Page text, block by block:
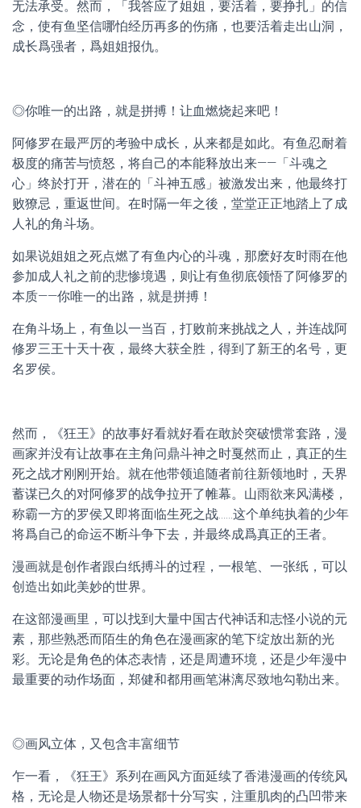
无法承受。然而，「我答应了姐姐，要活着，要挣扎」的信
念，使有鱼坚信哪怕经历再多的伤痛，也要活着走出山洞，
成长爲强者，爲姐姐报仇。
◎你唯一的出路，就是拼搏！让血燃烧起来吧！
阿修罗在最严厉的考验中成长，从来都是如此。有鱼忍耐着
极度的痛苦与愤怒，将自己的本能释放出来——「斗魂之
心」终於打开，潜在的「斗神五感」被激发出来，他最终打
败獠忌，重返世间。在时隔一年之後，堂堂正正地踏上了成
人礼的角斗场。
如果说姐姐之死点燃了有鱼内心的斗魂，那麽好友时雨在他
参加成人礼之前的悲惨境遇，则让有鱼彻底领悟了阿修罗的
本质——你唯一的出路，就是拼搏！
在角斗场上，有鱼以一当百，打败前来挑战之人，并连战阿
修罗三王十天十夜，最终大获全胜，得到了新王的名号，更
名罗侯。
然而，《狂王》的故事好看就好看在敢於突破惯常套路，漫
画家并没有让故事在主角问鼎斗神之时戛然而止，真正的生
死之战才刚刚开始。就在他带领追随者前往新领地时，天界
蓄谋已久的对阿修罗的战争拉开了帷幕。山雨欲来风满楼，
称霸一方的罗侯又即将面临生死之战……这个单纯执着的少年
将爲自己的命运不断斗争下去，并最终成爲真正的王者。
漫画就是创作者跟白纸搏斗的过程，一根笔、一张纸，可以
创造出如此美妙的世界。
在这部漫画里，可以找到大量中国古代神话和志怪小说的元
素，那些熟悉而陌生的角色在漫画家的笔下绽放出新的光
彩。无论是角色的体态表情，还是周遭环境，还是少年漫中
最重要的动作场面，郑健和都用画笔淋漓尽致地勾勒出来。
◎画风立体，又包含丰富细节
乍一看，《狂王》系列在画风方面延续了香港漫画的传统风
格，无论是人物还是场景都十分写实，注重肌肉的凸凹带来